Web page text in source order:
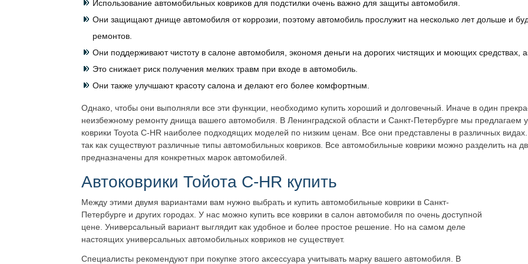
Использование автомобильных ковриков для подстилки очень важно для защиты автомобиля.
Они защищают днище автомобиля от коррозии, поэтому автомобиль прослужит на несколько лет дольше и
ремонтов.
Они поддерживают чистоту в салоне автомобиля, экономя деньги на дорогих чистящих и моющих средствах,
Это снижает риск получения мелких травм при входе в автомобиль.
Они также улучшают красоту салона и делают его более комфортным.
Однако, чтобы они выполняли все эти функции, необходимо купить хороший и долговечный. Иначе в один
неизбежному ремонту днища вашего автомобиля. В Ленинградской области и Санкт-Петербурге мы предлагаем
коврики Toyota C-HR наиболее подходящих моделей по низким ценам. Все они представлены в различных
так как существуют различные типы автомобильных ковриков. Все автомобильные коврики можно разделить на
предназначены для конкретных марок автомобилей.
Автоковрики Тойота C-HR купить
Между этими двумя вариантами вам нужно выбрать и купить автомобильные коврики в Санкт-
Петербурге и других городах. У нас можно купить все коврики в салон автомобиля по очень доступной
цене. Универсальный вариант выглядит как удобное и более простое решение. Но на самом деле
настоящих универсальных автомобильных ковриков не существует.
Специалисты рекомендуют при покупке этого аксессуара учитывать марку вашего автомобиля. В